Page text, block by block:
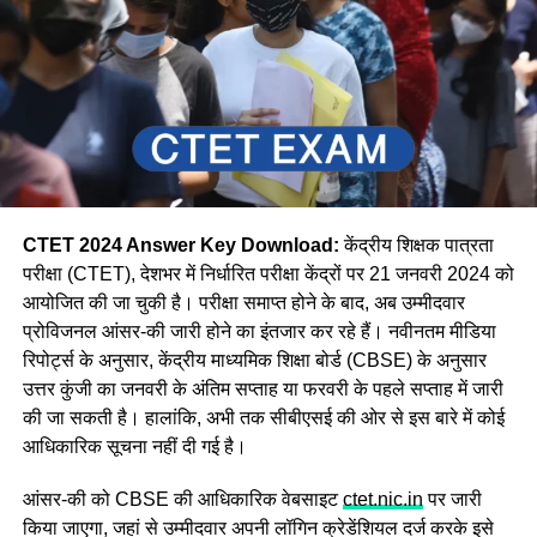
CTET 2024 Answer Key Download:केंद्रीय शिक्षक पात्रता
परीक्षा (CTET), देशभर में निर्धारित परीक्षा केंद्रों पर 21 जनवरी 2024 को
आयोजित की जा चुकी है। परीक्षा समाप्त होने के बाद, अब उम्मीदवार
प्रोविजनल आंसर-की जारी होने का इंतजार कर रहे हैं। नवीनतम मीडिया
रिपोर्ट्स के अनुसार, केंद्रीय माध्यमिक शिक्षा बोर्ड (CBSE) के अनुसार
उत्तर कुंजी का जनवरी के अंतिम सप्ताह या फरवरी के पहले सप्ताह में जारी
की जा सकती है। हालांकि, अभी तक सीबीएसई की ओर से इस बारे में कोई
आधिकारिक सूचना नहीं दी गई है।
आंसर-की को CBSE की आधिकारिक वेबसाइटctet.nic.in पर जारी
किया जाएगा, जहां से उम्मीदवार अपनी लॉगिन क्रेडेंशियल दर्ज करके इसे